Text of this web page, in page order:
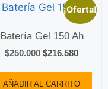
¡Oferta!
Batería Gel 150 Ah
$250.000 $216.580
AÑADIR AL CARRITO